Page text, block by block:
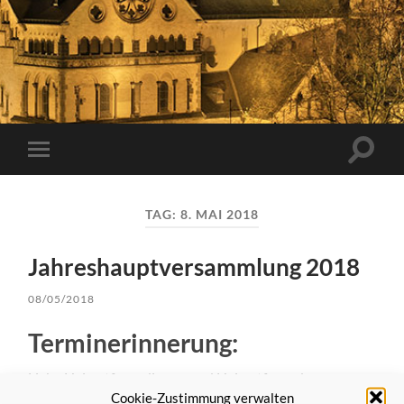
Cookie-Zustimmung verwalten
Mobile-
Menü
TAG: 8. MAI 2018
Jahreshauptversammlung 2018
08/05/2018
Terminerinnerung:
Liebe Heimatfreundinnen und Heimatfreunde,